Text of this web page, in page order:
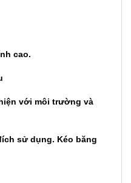
dính cao.
với môi trường và
sử dụng. Kéo băng